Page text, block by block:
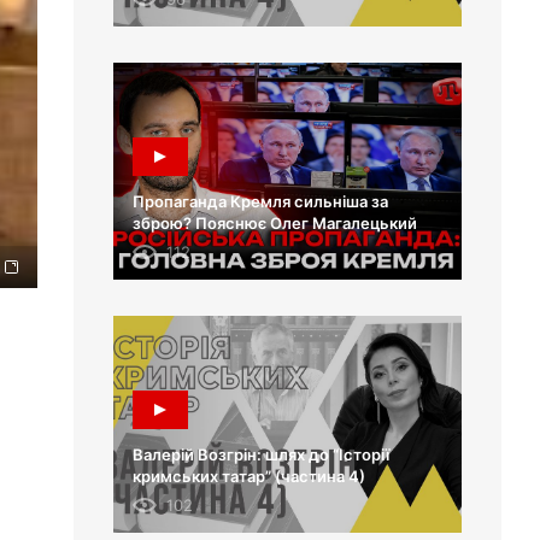
Пропаганда Кремля сильніша за
зброю? Пояснює Олег Магалецький
112
Валерій Возгрін: шлях до “Історії
кримських татар” (частина 4)
102